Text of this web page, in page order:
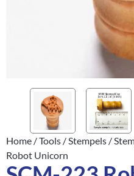
Home /Tools /Stempels /
Robot Unicorn